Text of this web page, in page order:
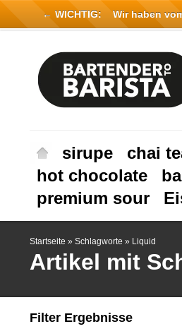
sirupe chai
hot chocolate
premium sour
Startseite » Schlagworte » Liquid
Artikel mit
Filter Ergebnisse
← WICHTIG: Wir haben